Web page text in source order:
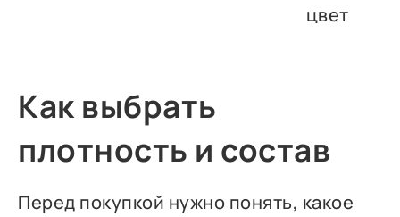
цвет
Как выбрать
плотность и состав
Перед покупкой нужно понять, какое